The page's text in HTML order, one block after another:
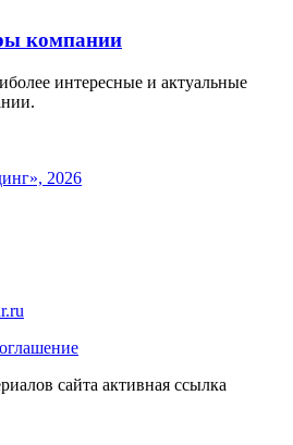
компании
интересные и актуальные
2026
сайта активная ссылка